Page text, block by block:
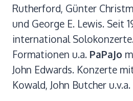
Rutherford, Günter
und George E. Lewis. Seit
international
Formationen u.a. PaPaJo
John Edwards. Konzerte
Kowald, John Butcher u.v.a.